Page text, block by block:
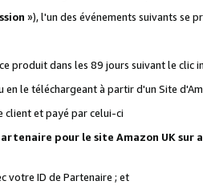
»), l'un des événements suivants se
dans les 89 jours suivant le clic
le téléchargeant à partir d'un Site
client et payé par celui-ci
pour le site Amazon UK sur
votre ID de Partenaire ; et